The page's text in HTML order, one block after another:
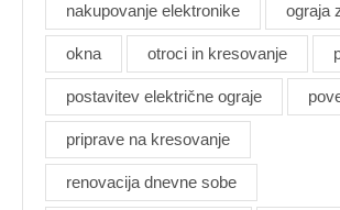
nakupovanje elektronike ograja
okna otroci in kresovanje
postavitev električne ograje
priprave na kresovanje
renovacija dnevne sobe